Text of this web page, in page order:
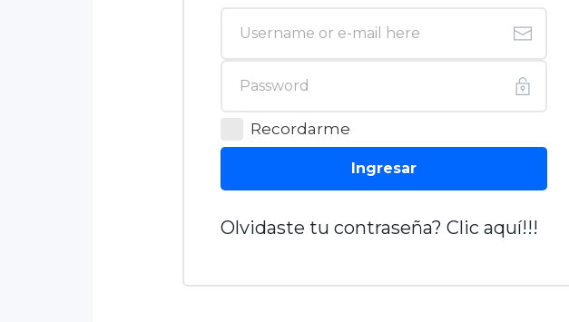
Recordarme
Ingresar
Olvidaste tu contraseña? Clic aquí!!!